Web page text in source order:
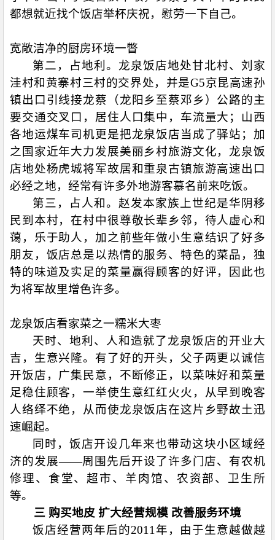
都想就近找个饭店举杯庆祝，慰劳一下自己。
宽敞洁净的厨房环境一瞥
第二，占地利。龙泉饭店地处甘北村、刘家
洼村和黄寨村三村的交界处，并是G5京昆高速孙
镇出口引线接龙蔡（龙阳乡至蔡邓乡）公路的主
要交通交叉口，居住人口集中，车流量大；山西
各地运煤车司机更是把龙泉饭店当成了驿站；加
之国家近年大力发展美丽乡村旅游文化，龙泉饭
店地处杨虎城将军故居和重泉古镇旅游高速出口
必经之地，经常有许多外地游客慕名前来吃饭。
第三，占人和。赵发本家族上世纪是华阴移
民到本村，在村中很尊敬长辈乡邻，待人虚心和
蔼，乐于助人，加之前些年做小生意结识了好多
朋友，饭店总是以热情的服务、特色的菜品，独
特的味道及实足的菜量赢得顾客的好评，因此也
为将军故里增色许多。
龙泉饭店看家菜之一糯米大枣
天时、地利、人和造就了龙泉饭店的开业大
吉，生意兴隆。有了好的开头，父子两更以诚信
开饭店，广集民意，不断修正，以菜味好和菜量
足稳住顾客，一举使生意红红火火，从早到晚客
人络绎不绝，从而使龙泉饭店在这片乡野故土迅
速崛起。
同时，饭店开设几年来也带动这块小区域经
济的发展——周围先后开设了许多门店、有农机
修理、食堂、超市、羊肉馆、农资部、卫生所
等。
三 购买地皮 扩大经营规模 改善服务环境
饭店经营两年后的2011 年，由于生意越做越